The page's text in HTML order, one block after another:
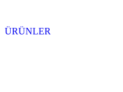
ÜRÜNLER